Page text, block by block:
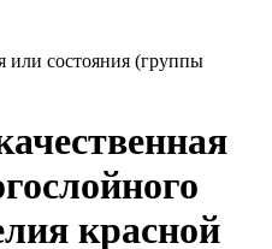
или состояния (группы
красной